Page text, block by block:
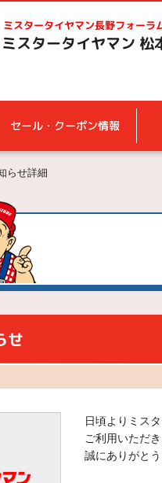
ミスタータイヤマン長野フォーラ
ミスタータイヤマン 松
セール・クーポン情報
らせ詳細
せ
日頃よりミス
ご利用いただ
誠にありがとう